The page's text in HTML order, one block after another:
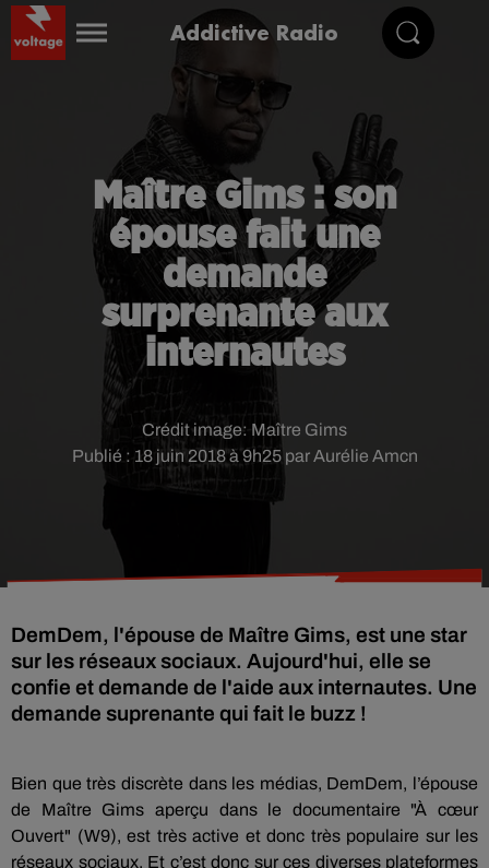
Addictive Radio
Maître Gims : son
épouse fait une
demande
surprenante aux
internautes
Publié : 18 juin 2018 à 9h25 par Aurélie Amcn
Crédit image: Maître Gims
DemDem, l'épouse de Maître Gims, est une star
sur les réseaux sociaux. Aujourd'hui, elle se
confie et demande de l'aide aux internautes. Une
demande suprenante qui fait le buzz !
Bien que très discrète dans les médias, DemDem, l’épouse
de Maître
Gims aperçu dans le documentaire "À cœur
Ouvert" (W9), est très active et donc très populaire sur les
réseaux sociaux. Et c’est donc sur ces diverses plateformes